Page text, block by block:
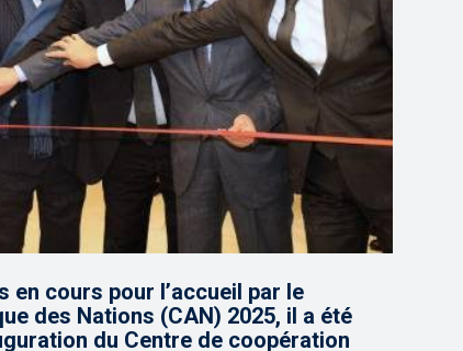
en cours pour l’accueil par le
des Nations (CAN) 2025, il a été
du Centre de coopération